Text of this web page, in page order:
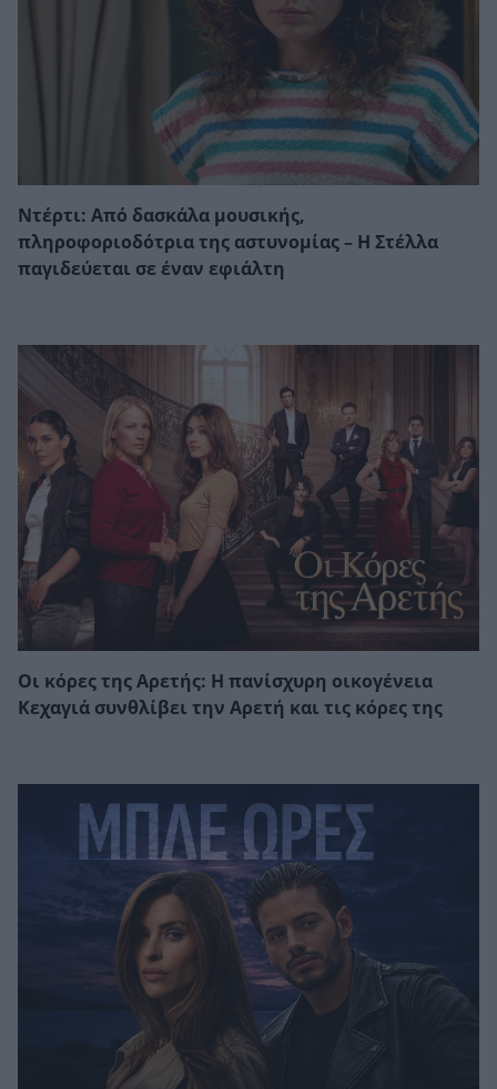
Ντέρτι: Από δασκάλα μουσικής,
πληροφοριοδότρια της αστυνομίας – Η Στέλλα
παγιδεύεται σε έναν εφιάλτη
Οι κόρες της Αρετής: Η πανίσχυρη οικογένεια
Κεχαγιά συνθλίβει την Αρετή και τις κόρες της